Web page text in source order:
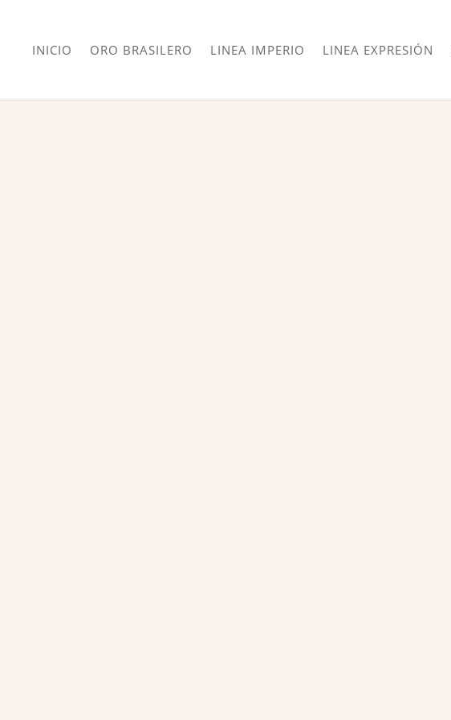
INICIO ORO BRASILERO LINEA IMPERIO LINEA EXPRESIÓN